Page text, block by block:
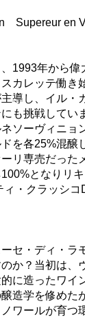
Supereur en
1993年から偉
カレッテ働き
導し、イル・
も挑戦してい
ソーヴィニョ
を各25%混醸
リ専売だった
となりリ
・クラッシコ
セ・ディ・ラ
か？当初は、
に造ったワイ
造学を修めた
ワールが育つ